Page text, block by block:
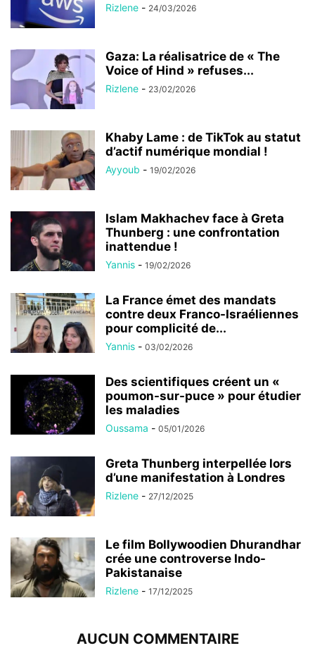
Rizlene - 24/03/2026
Gaza: La réalisatrice de « The
Voice of Hind » refuses...
Rizlene - 23/02/2026
Khaby Lame : de TikTok au statut
d’actif numérique mondial !
Ayyoub - 19/02/2026
Islam Makhachev face à Greta
Thunberg : une confrontation
inattendue !
Yannis - 19/02/2026
La France émet des mandats
contre deux Franco-Israéliennes
pour complicité de...
Yannis - 03/02/2026
Des scientifiques créent un «
poumon-sur-puce » pour étudier
les maladies
Oussama - 05/01/2026
Greta Thunberg interpellée lors
d’une manifestation à Londres
Rizlene - 27/12/2025
Le film Bollywoodien Dhurandhar
crée une controverse Indo-
Pakistanaise
Rizlene - 17/12/2025
AUCUN COMMENTAIRE